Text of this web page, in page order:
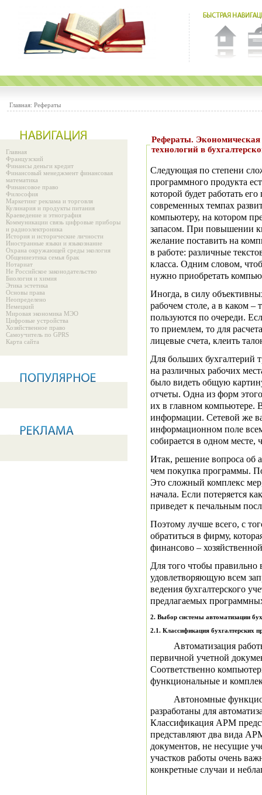
Главная: Рефераты
Главная
Французский
Финансы деньги кредит
Финансовый менеджмент финансовая
математика
Финансовое право
Философия
Маркетинг реклама и торговля
Кулинария и продукты питания
Краеведение и этнография
Коммуникации связь цифровые приборы
и радиоэлектроника
История и исторические личности
Иностранные языки и языкознание
Охрана окружающей среды экология
Общениеэтика семья брак
Нотариат
Не Российское законодательство
Биология и химия
Этика эстетика
Основы права
Неопределено
Немецкий
Мировая экономика МЭО
Цифровые устройства
Хозяйственное право
Самоучитель по GPRS
Карта сайта
Рефераты. Экономическая оценка использования новых информационных
технологий в
Следующая по степени
программного продукта
которой будет работать
современных темпах
компьютеру, на котором
запасом. При повышении
желание поставить на
в работе: различные
класса. Одним словом,
нужно приобретать
Иногда, в силу
рабочем столе, а в каком
пользуются по очереди.
то приемлем, то для
лицевые счета, клеить
Для больших бухгалтерий
на различных рабочих
было видеть общую
отчеты. Одна из форм
их в главном компьютере.
информации. Сетевой же
информационном поле
собирается в одном месте,
Итак, решение вопроса об
чем покупка программы.
Это сложный комплекс
начала. Если потеряется
приведет к печальным
Поэтому лучше всего, с
обратиться в фирму,
финансово –
Для того чтобы правильно
удовлетворяющую всем
ведения бухгалтерского
предлагаемых
2. Выбор системы автоматизации
2.1. Классификация бухгалтерских
Автоматизация
первичной учетной
Соответственно
функциональные и
Автономные
разработаны для
Классификация АРМ
представляют два вида
документов, не несущие
участков работы очень
конкретные случаи и